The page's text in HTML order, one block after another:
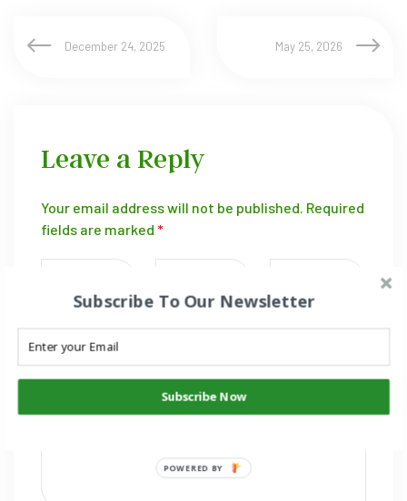
December 24, 2025 May 25, 2026
Leave a Reply
Your email address will not be published. Required
fields are marked *
Subscribe To Our Newsletter
Subscribe Now
POWERED BY